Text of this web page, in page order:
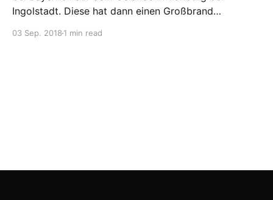
Ingolstadt. Diese hat dann einen Großbrand
Viele Anwohner wurden evakuiert. Die Ursache ist
03 Sep. 2018 1 min read